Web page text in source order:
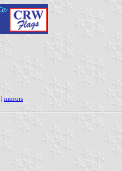
| mirrors